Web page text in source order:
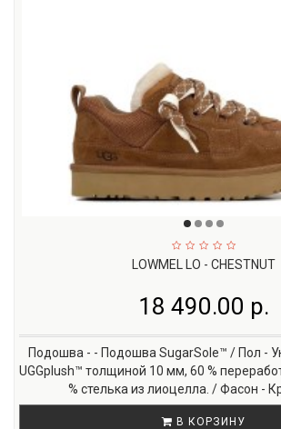
LOWMEL LO - CHESTNUT
18 490.00 р.
Подошва - - Подошва SugarSole™ / Пол -
UGGplush™ толщиной 10 мм, 60 %
% стелька из лиоцелла. / Фасон -
В КОРЗИНУ